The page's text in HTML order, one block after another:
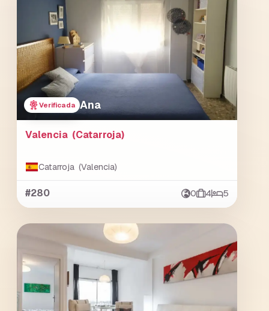
Verificada Ana
Valencia (Catarroja)
Catarroja (Valencia)
#280 0 4 5